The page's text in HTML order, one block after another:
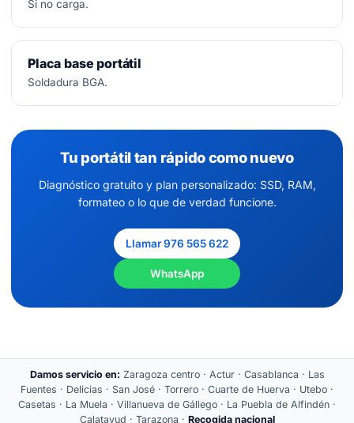
Si no carga.
Placa base portátil
Soldadura BGA.
Tu portátil tan rápido como nuevo
Diagnóstico gratuito y plan personalizado: SSD, RAM,
formateo o lo que de verdad funcione.
Llamar 976 565 622
WhatsApp
Damos servicio en: Zaragoza centro · Actur · Casablanca · Las
Fuentes · Delicias · San José · Torrero · Cuarte de Huerva · Utebo ·
Casetas · La Muela · Villanueva de Gállego · La Puebla de Alfindén ·
Calatayud · Tarazona · Recogida nacional